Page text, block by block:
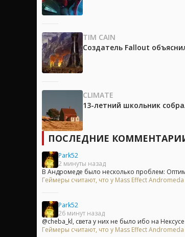
TIM CAIN
Создатель Fallout
CLIMATE
13-летний школьник
ПОСЛЕДНИЕ
Park52
2 минуты назад
В Андромеде было несколько проблем:
Геймеры считают, что у Mass Effect
Park52
26 минут назад
@cheba_kl, света у них не было ибо на
Геймеры считают, что у Mass Effect